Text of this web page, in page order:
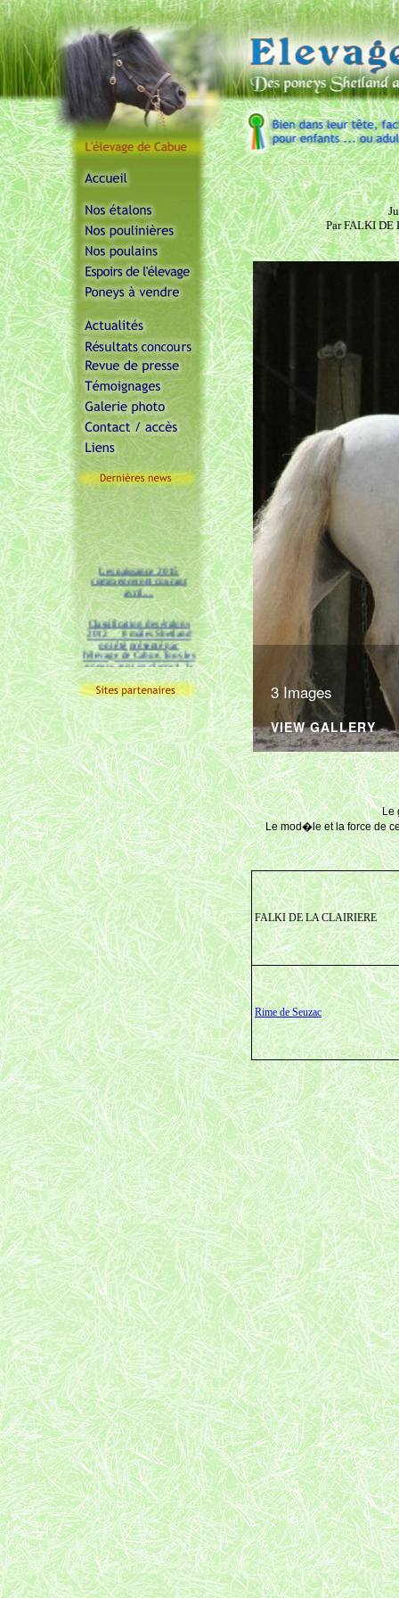
Les naissance 2015
commenceront courant
avril....
Classification des étalons
2012 8 mâles Shetland
ont été présenté par
l'élevage de Cabue.Tous les
poneys sont en classe 1, la
plus élevée. Les notes sur
20 sont en plus très
honorables.
L'Elevage de Cabue
pr�sentera de nouveaux
candidats �talons Shetland
� la classification 2015
Par FALKI DE
3 Images
VIEW GALLERY
Le
Le mod�le et la force de
FALKI DE LA CLAIRIERE
Rime de Seuzac